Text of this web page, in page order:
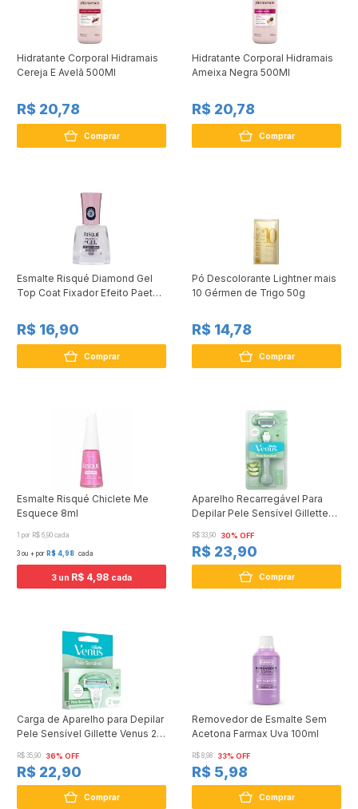
Hidratante Corporal Hidramais
Cereja E Avelã 500Ml
R$ 20,78
Comprar
Hidratante Corporal Hidramais
Ameixa Negra 500Ml
R$ 20,78
Comprar
Esmalte Risqué Diamond Gel
Top Coat Fixador Efeito Paetê
R$ 16,90
Comprar
Pó Descolorante Lightner mais
10 Gérmen de Trigo 50g
R$ 14,78
Comprar
Esmalte Risqué Chiclete Me
Esquece 8ml
1 por R$ 6,90 cada
3 ou + por R$ 4,98 cada
3 un R$ 4,98 cada
Aparelho Recarregável Para
Depilar Pele Sensível Gillette
R$ 33,90 30% OFF
R$ 23,90
Comprar
Carga de Aparelho para Depilar
Pele Sensível Gillette Venus 2
R$ 35,90 36% OFF
R$ 22,90
Comprar
Removedor de Esmalte Sem
Acetona Farmax Uva 100ml
R$ 8,98 33% OFF
R$ 5,98
Comprar